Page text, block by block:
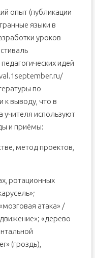
опыт (публикации
языки в
уроков
идей
по
выводу, что в
учителя используют
и приёмы:
метод проектов,
ротационных
атака» /
«дерево
(гроздь),